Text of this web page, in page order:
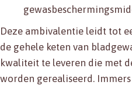
Deze ambivalentie leidt tot
de gehele keten van
kwaliteit te leveren die met
worden gerealiseerd.